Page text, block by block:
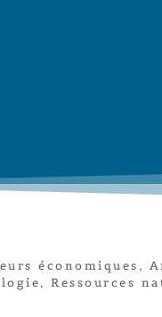
économiques ,
, Ressources